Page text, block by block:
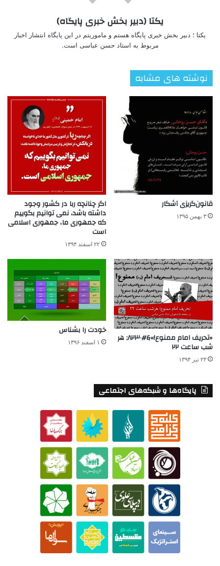
یکتا (دبیر بخش خبری پایگاه)
یکتا ؛ دبیر بخش خبری پایگاه هستم و ماموریتم در این پایگاه انتشار اخبار
مربوط به استاد حسن عباسی است.
نوشته های مشابه
قانون‌گریزی آشکار
۳ بهمن ۱۳۹۵
اگر چنانچه ربا در کشور وجود
داشته باشد، نمی توانیم بگوییم
که جمهوری ما، جمهوری اسلامی
است
۲۲ اسفند ۱۳۹۴
«تحریف امام ممنوع!»&#۸۲۳۰; هر
شب ساعت ۲۲
۲۳ تیر ۱۳۹۴
خودت را بشناس
۱ اسفند ۱۳۹۶
پایگاه‌ها و شبکه‌های اجتماعی